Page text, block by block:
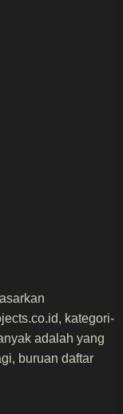
kategori-
adalah yang
buruan daftar